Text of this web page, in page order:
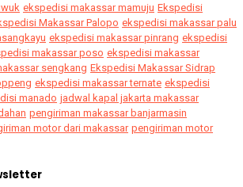
ekspedisi makassar mamuju Ekspedisi
Makassar Palopo ekspedisi makassar palu
ekspedisi makassar pinrang ekspedisi
makassar poso ekspedisi makassar
sengkang Ekspedisi Makassar Sidrap
ekspedisi makassar ternate ekspedisi
manado jadwal kapal jakarta makassar
pengiriman makassar banjarmasin
motor dari makassar pengiriman motor